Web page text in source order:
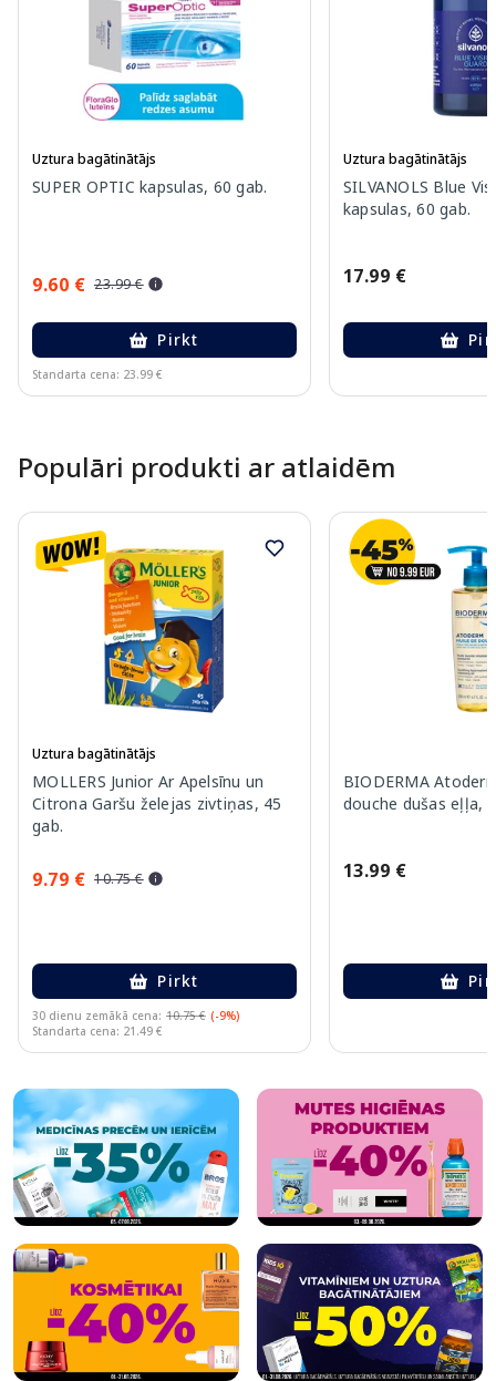
Uztura bagātinātājs
SUPER OPTIC kapsulas, 60 gab.
9.60 € 23.99 €
Pirkt
Standarta cena: 23.99 €
Uztura bagātinātājs
SILVANOLS Blue
kapsulas, 60 gab.
17.99 €
Populāri produkti ar atlaidēm
Uztura bagātinātājs
MOLLERS Junior Ar Apelsīnu un
Citrona Garšu želejas zivtiņas, 45
gab.
9.79 € 10.75 €
Pirkt
30 dienu zemākā cena: 10.75 € (-9%)
Standarta cena: 21.49 €
BIODERMA
douche dušas eļļa,
13.99 €